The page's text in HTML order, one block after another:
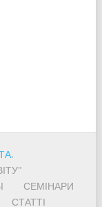
.
СЕМІНАРИ
СТАТТІ